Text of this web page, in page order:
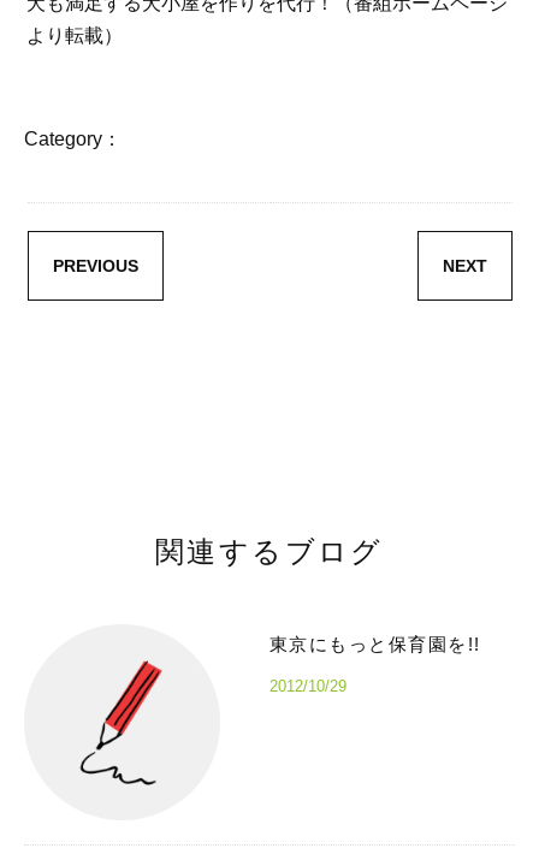
より転載）
Category：
PREVIOUS NEXT
関連するブログ
東京にもっと保育園を!!
2012/10/29